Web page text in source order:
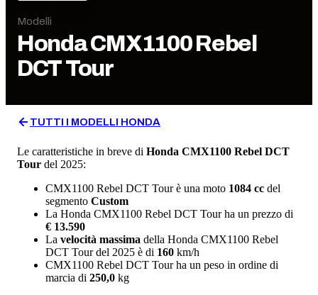
Modelli
HondaCMX1100 Rebel
DCT Tour
TUTTI I MODELLI HONDA
Le caratteristiche in breve di Honda CMX1100 Rebel DCT
Tour del 2025:
CMX1100 Rebel DCT Tourè una moto 1084 cc del
segmento Custom
La Honda CMX1100 Rebel DCT Tourha un prezzo di
€ 13.590
La velocità massima della Honda CMX1100 Rebel
DCT Tourdel 2025 è di 160 km/h
CMX1100 Rebel DCT Tourha un peso in ordine di
marcia di 250,0 kg